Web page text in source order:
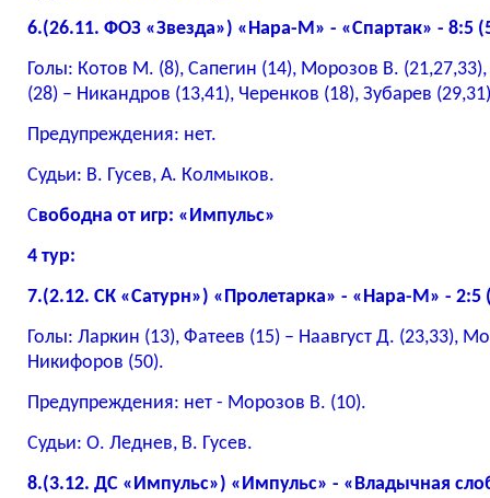
6.(26.11. ФОЗ «Звезда») «Нара-М» - «Спартак» - 8:5
Голы: Котов М. (8), Сапегин (14), Морозов В.
(28) – Никандров (13,41), Черенков (18), Зубарев
Предупреждения: нет.
Судьи: В. Гусев, А. Колмыков.
Свободна от игр: «Импульс»
4 тур:
7.(2.12. СК «Сатурн») «Пролетарка» - «Нара-М» - 2:5
Голы: Ларкин (13), Фатеев (15) – Наавгуст Д. (23,33),
Никифоров (50).
Предупреждения: нет - Морозов В. (10).
Судьи: О. Леднев, В. Гусев.
8.(3.12. ДС «Импульс») «Импульс» - «Владычная